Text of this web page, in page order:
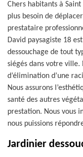
Chers habitants à Saint
plus besoin de
prestataire
David paysagiste 18
dessouchage de tout
siégés dans votre ville.
d’élimination d’une
Nous assurons
santé des autres
prestation. Nous vous
nous puissions
Jardinier